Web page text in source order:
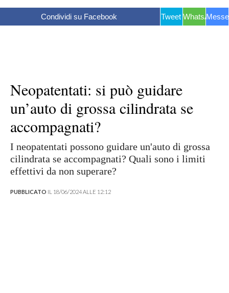
Condividi su Facebook Tweet WhatsApp
Neopatentati: si può guidare
un’auto di grossa cilindrata se
accompagnati?
I neopatentati possono guidare un'auto di grossa
cilindrata se accompagnati? Quali sono i limiti
effettivi da non superare?
PUBBLICATO IL 18/06/2024 ALLE 12:12